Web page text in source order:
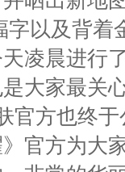
以及背着
凌晨进行
大家最关
官方也终
官方为大